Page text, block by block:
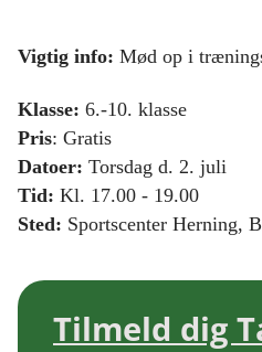
Vigtig info: Mød op i
Klasse: 6.-10. klasse
Pris: Gratis
Datoer: Torsdag d. 2. juli
Tid: Kl. 17.00 - 19.00
Sted: Sportscenter Herning,
Tilmeld dig